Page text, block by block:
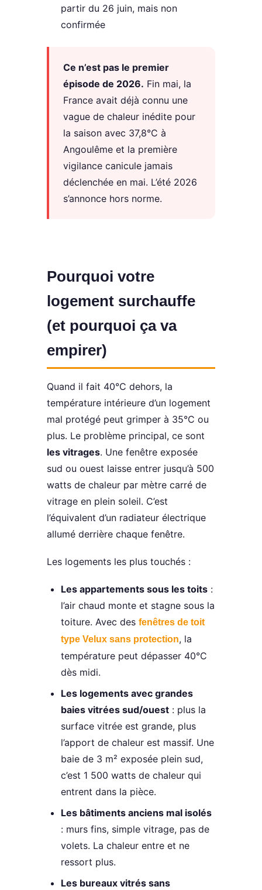
partir du 26 juin, mais non
confirmée
Ce n’est pas le premier
épisode de 2026. Fin mai, la
France avait déjà connu une
vague de chaleur inédite pour
la saison avec 37,8°C à
Angoulême et la première
vigilance canicule jamais
déclenchée en mai. L’été 2026
s’annonce hors norme.
Pourquoi votre
logement surchauffe
(et pourquoi ça va
empirer)
Quand il fait 40°C dehors, la
température intérieure d’un logement
mal protégé peut grimper à 35°C ou
plus. Le problème principal, ce sont
les vitrages. Une fenêtre exposée
sud ou ouest laisse entrer jusqu’à 500
watts de chaleur par mètre carré de
vitrage en plein soleil. C’est
l’équivalent d’un radiateur électrique
allumé derrière chaque fenêtre.
Les logements les plus touchés :
Les appartements sous les toits :
l’air chaud monte et stagne sous la
toiture. Avec des fenêtres de toit
type Velux sans protection, la
température peut dépasser 40°C
dès midi.
Les logements avec grandes
baies vitrées sud/ouest : plus la
surface vitrée est grande, plus
l’apport de chaleur est massif. Une
baie de 3 m² exposée plein sud,
c’est 1 500 watts de chaleur qui
entrent dans la pièce.
Les bâtiments anciens mal isolés
: murs fins, simple vitrage, pas de
volets. La chaleur entre et ne
ressort plus.
Les bureaux vitrés sans